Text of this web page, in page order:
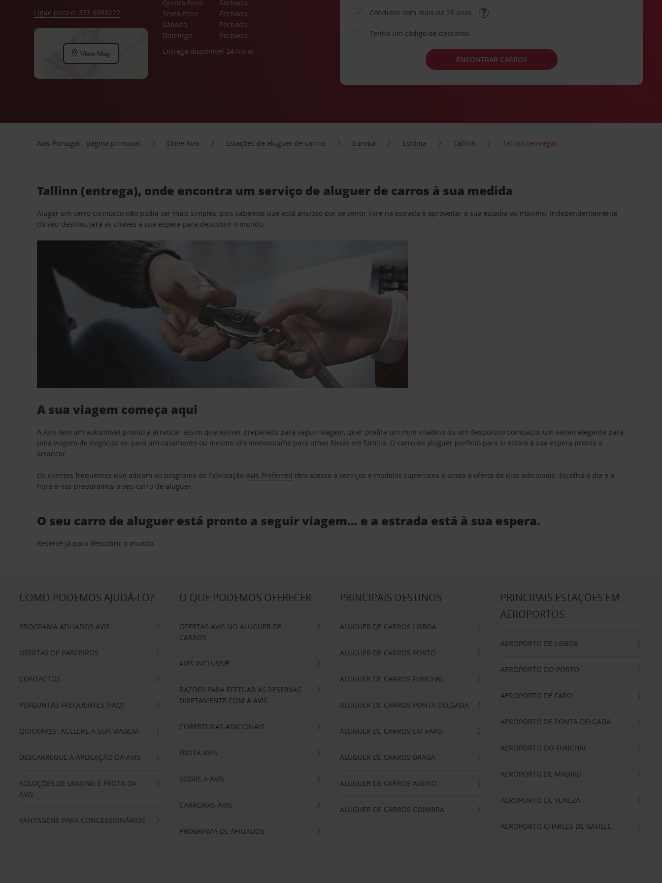
Ligue para o: 372 6058222
View Map
Quinta-feira
Fechado
Sexta-feira
Fechado
Sábado
Fechado
Domingo
Fechado
Entrega disponível 24 horas
Condutor com mais de 25 anos
Tenho um código de desconto
ENCONTRAR CARROS
Avis Portugal - página principal Drive Avis Estações de aluguer de carros Europa Estónia Tallinn Tallinn (entrega)
Tallinn (entrega), onde encontra um serviço de aluguer de carros à sua medida
Alugar um carro connosco não podia ser mais simples, pois sabemos que está ansioso por se sentir livre na estrada e aproveitar a sua estadia ao máximo. Independentemente
do seu destino, terá as chaves à sua espera para descobrir o mundo.
A sua viagem começa aqui
A Avis tem um automóvel pronto a arrancar assim que estiver preparado para seguir viagem, quer prefira um mini citadino ou um desportivo compacto, um sedan elegante para
uma viagem de negócios ou para um casamento ou mesmo um monovolume para umas férias em família. O carro de aluguer perfeito para si estará à sua espera pronto a
arrancar.
Os clientes frequentes que adiram ao programa de fidelizaçãoAvis Preferred têm acesso a serviços e modelos superiores e ainda à oferta de dias adicionais. Escolha o dia e a
hora e nós preparamos o seu carro de aluguer.
O seu carro de aluguer está pronto a seguir viagem… e a estrada está à sua espera.
Reserve já para descobrir o mundo.
COMO PODEMOS AJUDÁ-LO?
PROGRAMA AFILIADOS AVIS
OFERTAS DE PARCEIROS
CONTACTOS
PERGUNTAS FREQUENTES (FAQ)
QUICKPASS: ACELERE A SUA VIAGEM
DESCARREGUE A APLICAÇÃO DA AVIS
SOLUÇÕES DE LEASING E FROTA DA
AVIS
VANTAGENS PARA CONCESSIONÁRIOS
O QUE PODEMOS OFERECER
OFERTAS AVIS NO ALUGUER DE
CARROS
AVIS INCLUSIVE
RAZÕES PARA EFETUAR AS RESERVAS
DIRETAMENTE COM A AVIS
COBERTURAS ADICIONAIS
FROTA AVIS
SOBRE A AVIS
CARREIRAS AVIS
PROGRAMA DE AFILIADOS
PRINCIPAIS DESTINOS
ALUGUER DE CARROS LISBOA
ALUGUER DE CARROS PORTO
ALUGUER DE CARROS FUNCHAL
ALUGUER DE CARROS PONTA DELGADA
ALUGUER DE CARROS EM FARO
ALUGUER DE CARROS BRAGA
ALUGUER DE CARROS AVEIRO
ALUGUER DE CARROS COIMBRA
PRINCIPAIS ESTAÇÕES EM
AEROPORTOS
AEROPORTO DE LISBOA
AEROPORTO DO PORTO
AEROPORTO DE FARO
AEROPORTO DE PONTA DELGADA
AEROPORTO DO FUNCHAL
AEROPORTO DE MADRID
AEROPORTO DE VENEZA
AEROPORTO CHARLES DE GAULLE